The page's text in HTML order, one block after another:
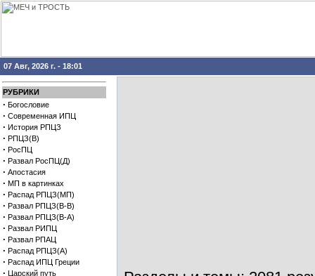
07 Авг, 2026 г. - 18:01
РУБРИКИ
· Богословие
· Современная ИПЦ
· История РПЦЗ
· РПЦЗ(В)
· РосПЦ
· Развал РосПЦ(Д)
· Апостасия
· МП в картинках
· Распад РПЦЗ(МП)
· Развал РПЦЗ(В-В)
· Развал РПЦЗ(В-А)
· Развал РИПЦ
· Развал РПАЦ
· Распад РПЦЗ(А)
· Распад ИПЦ Греции
· Царский путь